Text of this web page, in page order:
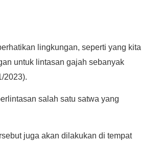
lingkungan, seperti yang kita
untuk lintasan gajah sebanyak
2023).
salah satu satwa yang
juga akan dilakukan di tempat